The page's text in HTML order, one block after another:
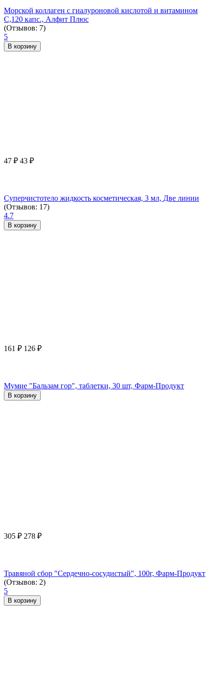
Морской коллаген с гиалуроновой кислотой и витамином
С,120 капс., Алфит Плюс
(Отзывов: 7)
5
В корзину
47 ₽ 43 ₽
Суперчистотело жидкость косметическая, 3 мл, Две линии
(Отзывов: 17)
4.7
В корзину
161 ₽ 126 ₽
Мумие "Бальзам гор", таблетки, 30 шт, Фарм-Продукт
В корзину
305 ₽ 278 ₽
Травяной сбор "Сердечно-сосудистый", 100г, Фарм-Продукт
(Отзывов: 2)
5
В корзину